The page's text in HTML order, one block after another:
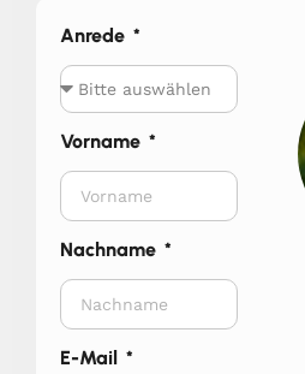
Anrede
Vorname
Nachname
E-Mail